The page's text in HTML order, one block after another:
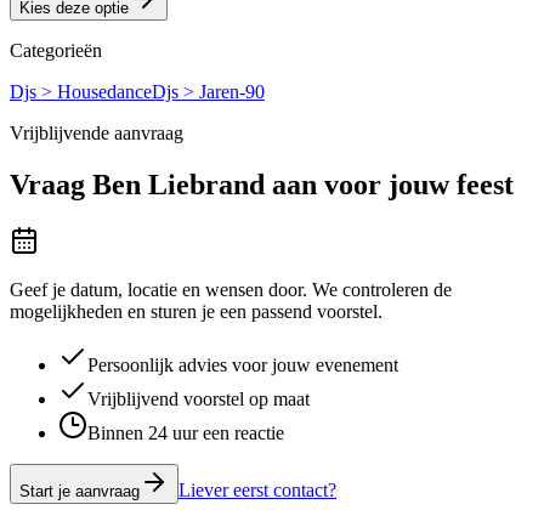
Kies deze optie
Categorieën
Djs > HousedanceDjs > Jaren-90
Vrijblijvende aanvraag
Vraag Ben Liebrand aan voor jouw feest
Geef je datum, locatie en wensen door. We controleren de
mogelijkheden en sturen je een passend voorstel.
Persoonlijk advies voor jouw evenement
Vrijblijvend voorstel op maat
Binnen 24 uur een reactie
Start je aanvraag Liever eerst contact?